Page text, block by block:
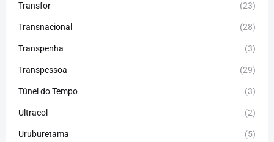
Transfor (23)
Transnacional (28)
Transpenha (3)
Transpessoa (29)
Túnel do Tempo (3)
Ultracol (2)
Uruburetama (5)